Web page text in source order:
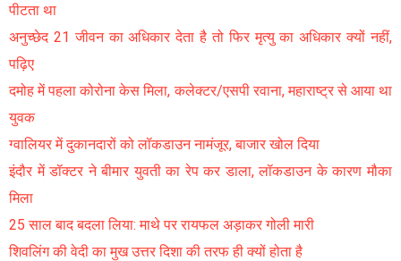
पीटता था
अनुच्छेद 21 जीवन का अधिकार देता है तो फिर मृत्यु का अधिकार क्यों नहीं,
पढ़िए
दमोह में पहला कोरोना केस मिला, कलेक्टर/एसपी रवाना, महाराष्ट्र से आया था
युवक
ग्वालियर में दुकानदारों को लॉकडाउन नामंजूर, बाजार खोल दिया
इंदौर में डॉक्टर ने बीमार युवती का रेप कर डाला, लॉकडाउन के कारण मौका
मिला
25 साल बाद बदला लिया: माथे पर रायफल अड़ाकर गोली मारी
शिवलिंग की वेदी का मुख उत्तर दिशा की तरफ ही क्यों होता है